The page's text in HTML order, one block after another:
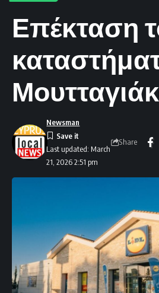
Επέκταση
Last updated: March
21, 2026 2:51 pm
Newsman
Share